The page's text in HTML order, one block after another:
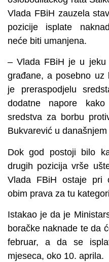
Vlada FBiH zauzela
pozicije isplate
neće biti umanjena.
– Vlada FBiH je u jeku
građane, a posebno uz
je preraspodjelu
dodatne napore
sredstva za borbu
Bukvarević u
Dok god postoji bilo
drugih pozicija vrše
Vlada FBiH ostaje pri
obim prava za tu
Istakao je da je
boračke naknade te da
februar, a da se
mjeseca, oko 10. aprila.